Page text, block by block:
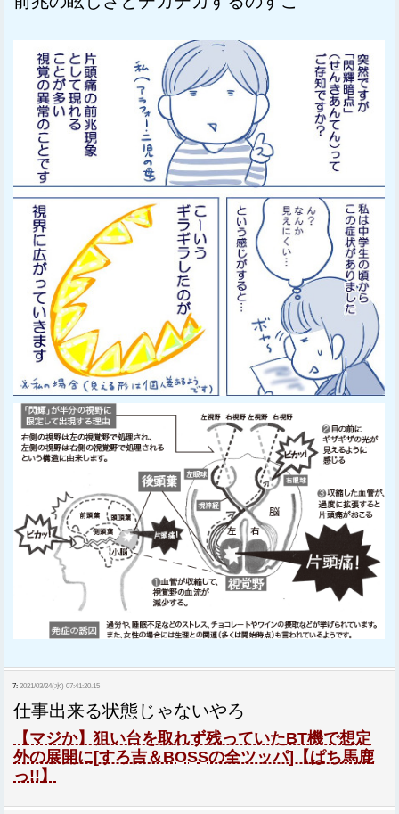
7: 2021/03/24(水) 07:41:20.15
仕事出来る状態じゃないやろ
【マジか】狙い台を取れず残っていたBT機で想定
外の展開に[すろ吉＆BOSSの全ツッパ]【ぱち馬鹿
っ!!】